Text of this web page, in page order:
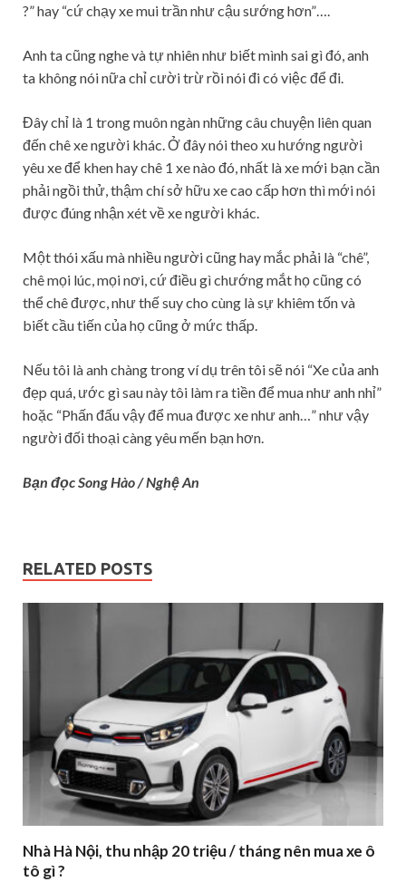
?” hay “cứ chạy xe mui trần như cậu sướng hơn”….
Anh ta cũng nghe và tự nhiên như biết mình sai gì đó, anh
ta không nói nữa chỉ cười trừ rồi nói đi có việc để đi.
Đây chỉ là 1 trong muôn ngàn những câu chuyện liên quan
đến chê xe người khác. Ở đây nói theo xu hướng người
yêu xe để khen hay chê 1 xe nào đó, nhất là xe mới bạn cần
phải ngồi thử, thậm chí sở hữu xe cao cấp hơn thì mới nói
được đúng nhận xét về xe người khác.
Một thói xấu mà nhiều người cũng hay mắc phải là “chê”,
chê mọi lúc, mọi nơi, cứ điều gì chướng mắt họ cũng có
thể chê được, như thế suy cho cùng là sự khiêm tốn và
biết cầu tiến của họ cũng ở mức thấp.
Nếu tôi là anh chàng trong ví dụ trên tôi sẽ nói “Xe của anh
đẹp quá, ước gì sau này tôi làm ra tiền để mua như anh nhỉ”
hoặc “Phấn đấu vậy để mua được xe như anh…” như vậy
người đối thoại càng yêu mến bạn hơn.
Bạn đọc Song Hào / Nghệ An
RELATED POSTS
Nhà Hà Nội, thu nhập 20 triệu / tháng nên mua xe ô
tô gì ?